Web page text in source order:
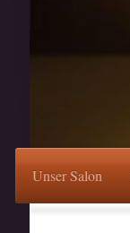
Unser Salon